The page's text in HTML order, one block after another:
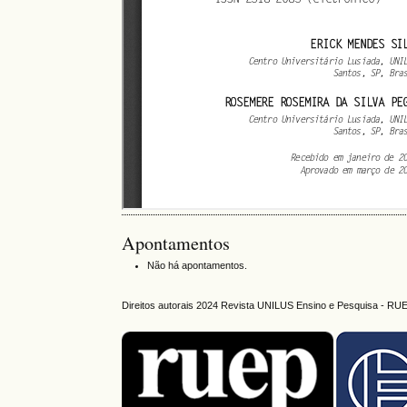
Apontamentos
Não há apontamentos.
Direitos autorais 2024 Revista UNILUS Ensino e Pesquisa -